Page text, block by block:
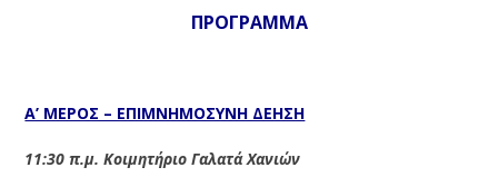
ΠΡΟΓΡΑΜΜΑ
Α’ ΜΕΡΟΣ – ΕΠΙΜΝΗΜΟΣΥΝΗ ΔΕΗΣΗ
11:30 π.μ. Κοιμητήριο Γαλατά Χανιών